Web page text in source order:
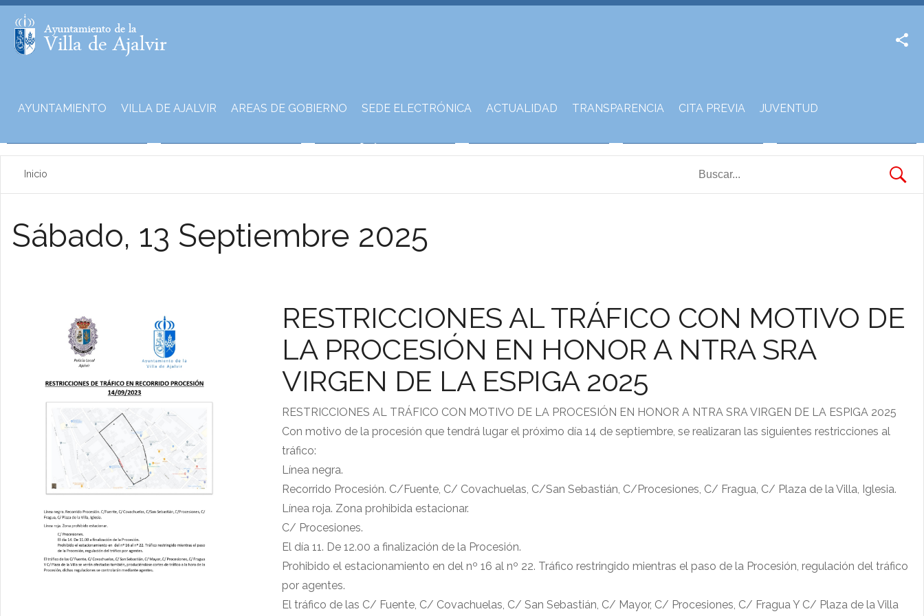
AYUNTAMIENTO VILLA DE AJALVIR AREAS DE GOBIERNO SEDE ELECTRÓNICA ACTUALIDAD TRANSPARENCIA CITA PREVIA JUVENTUD
Inicio
Sábado, 13 Septiembre 2025
RESTRICCIONES AL TRÁFICO CON MOTIVO DE
LA PROCESIÓN EN HONOR A NTRA SRA
VIRGEN DE LA ESPIGA 2025
RESTRICCIONES AL TRÁFICO CON MOTIVO DE LA PROCESIÓN EN HONOR A NTRA SRA VIRGEN DE LA ESPIGA 2025
Con motivo de la procesión que tendrá lugar el próximo día 14 de septiembre, se realizaran las siguientes restricciones al
tráfico:
Línea negra.
Recorrido Procesión. C/Fuente, C/ Covachuelas, C/San Sebastián, C/Procesiones, C/ Fragua, C/ Plaza de la Villa, Iglesia.
Línea roja. Zona prohibida estacionar.
C/ Procesiones.
El día 11. De 12.00 a finalización de la Procesión.
Prohibido el estacionamiento en del nº 16 al nº 22. Tráfico restringido mientras el paso de la Procesión, regulación del tráfico
por agentes.
El tráfico de las C/ Fuente, C/ Covachuelas, C/ San Sebastián, C/ Mayor, C/ Procesiones, C/ Fragua Y C/ Plaza de la Villa